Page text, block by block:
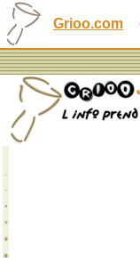
Grioo.com